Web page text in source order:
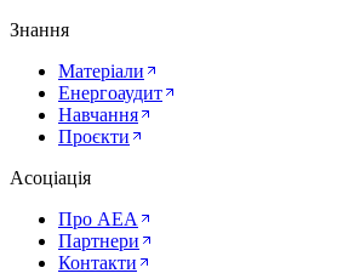
Знання
Матеріали
Енергоаудит
Навчання
Проєкти
Асоціація
Про AEA
Партнери
Контакти